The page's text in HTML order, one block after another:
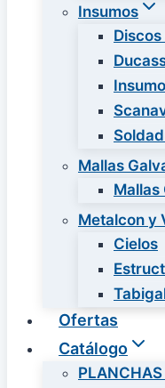
Insumos
Mallas
Metalcon y
Cielos
Ofertas
Catálogo